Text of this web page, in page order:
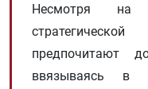
Несмотря на
предпочитают
ввязываясь в